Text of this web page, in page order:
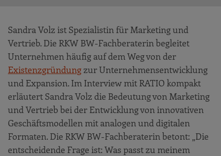
Sandra Volz ist Spezialistin für Marketing und
Vertrieb. Die RKW BW-Fachberaterin begleitet
Unternehmen häufig auf dem Weg von der
Existenzgründungzur Unternehmensentwicklung
und Expansion. Im Interview mit RATIO kompakt
erläutert Sandra Volz die Bedeutung von Marketing
und Vertrieb bei der Entwicklung von innovativen
Geschäftsmodellen mit analogen und digitalen
Formaten. Die RKW BW-Fachberaterin betont: „Die
entscheidende Frage ist: Was passt zu meinem